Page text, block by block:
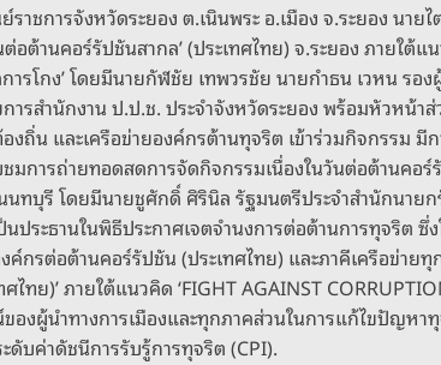
าชการจังหวัดระยอง ต.เนินพระ อ.เมือง จ.ระยอง นาย
ต่อต้านคอร์รัปชันสากล’ (ประเทศไทย) จ.ระยอง ภายใต้แ
รโกง’ โดยมีนายกัฬชัย เทพวรชัย นายกำธน เวหน รอง
รสำนักงาน ป.ป.ช. ประจำจังหวัดระยอง พร้อมหัวหน้าส่
ถิ่น และเครือข่ายองค์กรต้านทุจริต เข้าร่วมกิจกรรม มี
การถ่ายทอดสดการจัดกิจกรรมเนื่องในวันต่อต้านคอร์
ทบุรี โดยมีนายชูศักดิ์ ศิรินิล รัฐมนตรีประจำสำนักนาย
ระธานในพิธีประกาศเจตจำนงการต่อต้านการทุจริต ซึ่
กรต่อต้านคอร์รัปชัน (ประเทศไทย) และภาคีเครือข่าย
ไทย)’ ภายใต้แนวคิด ‘FIGHT AGAINST
ของผู้นำทางการเมืองและทุกภาคส่วนในการแก้ไขปัญห
บค่าดัชนีการรับรู้การทุจริต (CPI).